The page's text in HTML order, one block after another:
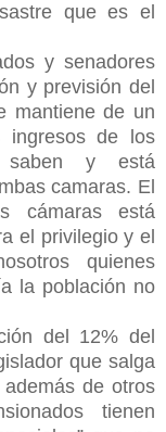
que es el
y senadores
y previsión del
mantiene de un
de los
saben y está
camaras. El
cámaras está
el privilegio y el
quienes
la población no
del 12% del
que salga
de otros
tienen